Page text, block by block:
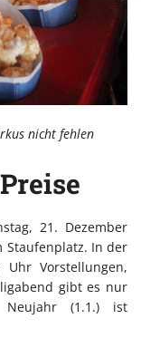
nicht fehlen
21. Dezember
Staufenplatz. In der
Vorstellungen,
gibt es nur
(1.1.) ist